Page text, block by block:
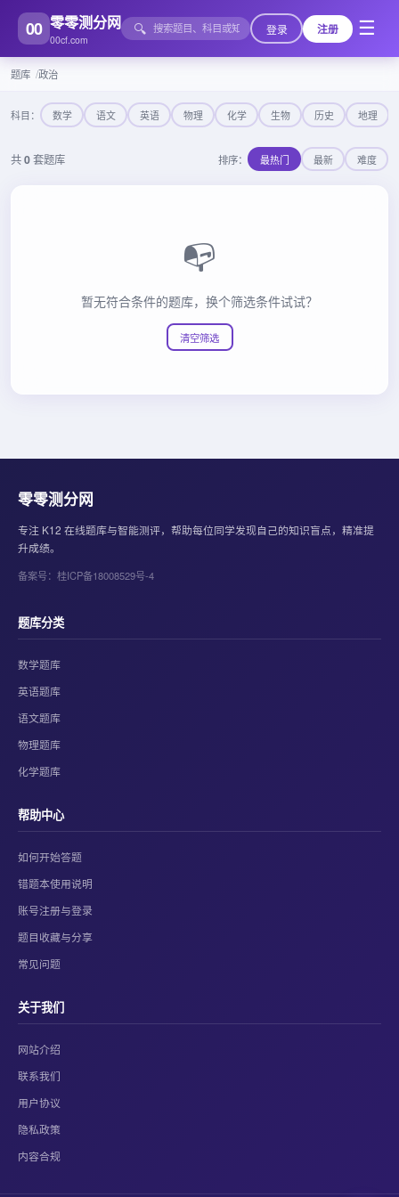
00 零零测分网
00cf.com
🔍 登录 注册 ☰
题库 政治
科目： 数学 语文 英语 物理 化学 生物 历史 地理
共0套题库 排序： 最热门 最新 难度
📭
暂无符合条件的题库，换个筛选条件试试？
清空筛选
零零测分网
专注 K12 在线题库与智能测评，帮助每位同学发现自己的知识盲点，精准提
升成绩。
备案号：桂ICP备18008529号-4
题库分类
数学题库
英语题库
语文题库
物理题库
化学题库
帮助中心
如何开始答题
错题本使用说明
账号注册与登录
题目收藏与分享
常见问题
关于我们
网站介绍
联系我们
用户协议
隐私政策
内容合规